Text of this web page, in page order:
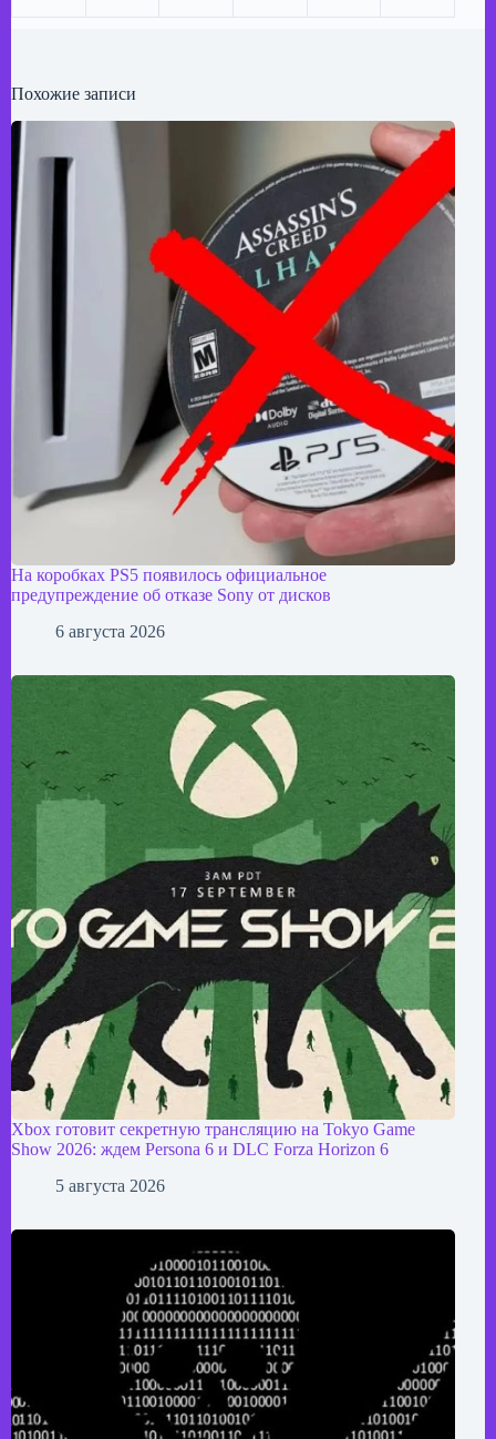
Похожие записи
На коробках PS5 появилось официальное
предупреждение об отказе Sony от дисков
6 августа 2026
Xbox готовит секретную трансляцию на Tokyo Game
Show 2026: ждем Persona 6 и DLC Forza Horizon 6
5 августа 2026